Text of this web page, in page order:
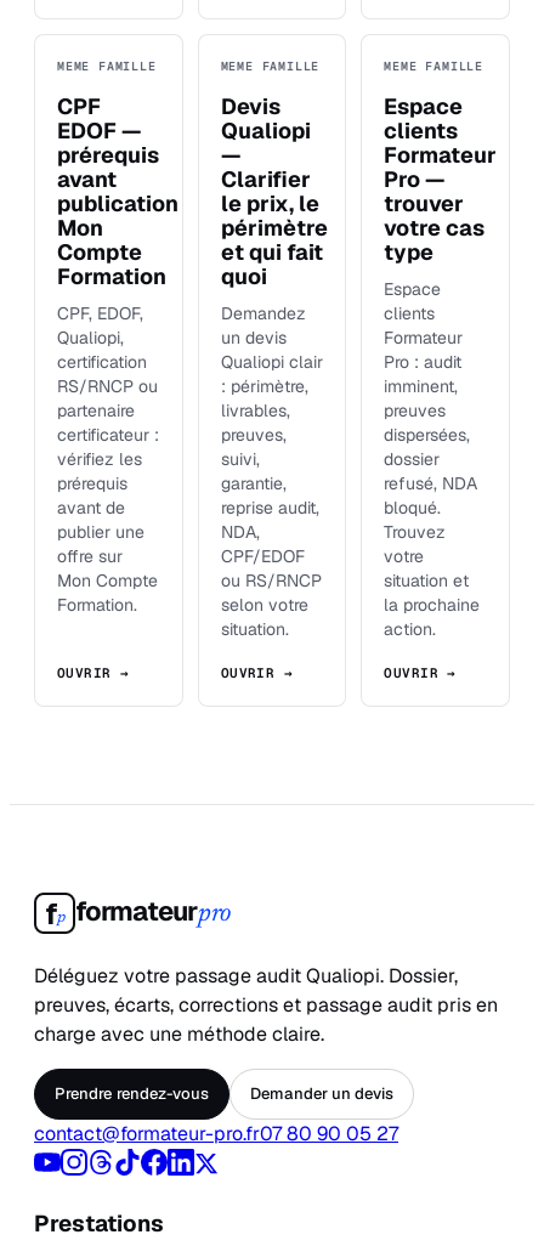
MEME FAMILLE
CPF
EDOF —
prérequis
avant
publication
Mon
Compte
Formation
CPF, EDOF,
Qualiopi,
certification
RS/RNCP ou
partenaire
certificateur :
vérifiez les
prérequis
avant de
publier une
offre sur
Mon Compte
Formation.
OUVRIR →
MEME FAMILLE
Devis
Qualiopi
—
Clarifier
le prix, le
périmètre
et qui fait
quoi
Demandez
un devis
Qualiopi clair
: périmètre,
livrables,
preuves,
suivi,
garantie,
reprise audit,
NDA,
CPF/EDOF
ou RS/RNCP
selon votre
situation.
OUVRIR →
MEME FAMILLE
Espace
clients
Formateur
Pro —
trouver
votre cas
type
Espace
clients
Formateur
Pro : audit
imminent,
preuves
dispersées,
dossier
refusé, NDA
bloqué.
Trouvez
votre
situation et
la prochaine
action.
OUVRIR →
fp formateurpro
Déléguez votre passage audit Qualiopi. Dossier,
preuves, écarts, corrections et passage audit pris en
charge avec une méthode claire.
Prendre rendez-vous Demander un devis
contact@formateur-pro.fr07 80 90 05 27
Prestations